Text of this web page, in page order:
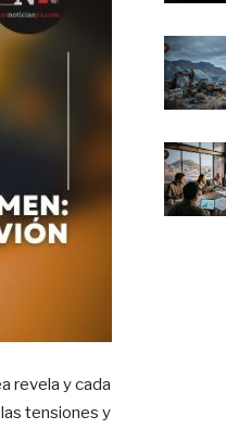
revela y cada
tensiones y